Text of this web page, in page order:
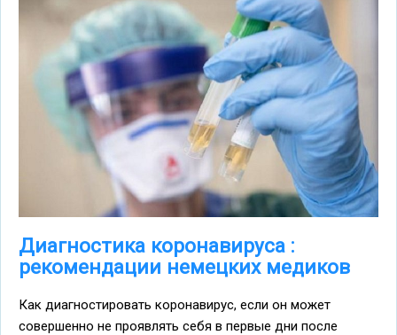
Диагностика коронавируса :
рекомендации немецких медиков
Как диагностировать коронавирус, если он может
совершенно не проявлять себя в первые дни после